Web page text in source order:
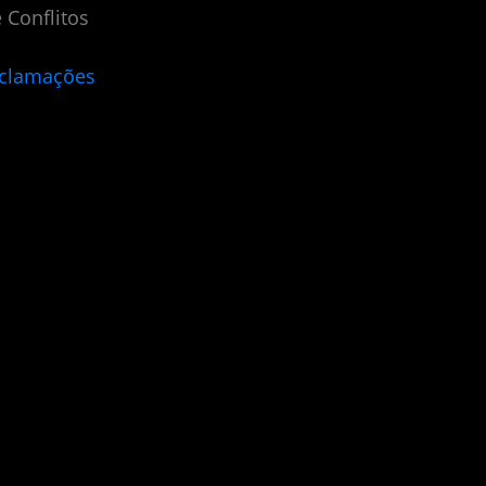
Conflitos